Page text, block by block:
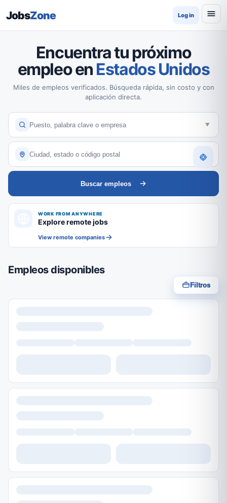
JobsZone Log in
Encuentra tu próximo
empleo en Estados Unidos
Miles de empleos verificados. Búsqueda rápida, sin costo y con
aplicación directa.
Buscar empleos
WORK FROM ANYWHERE
Explore remote jobs
View remote companies
Empleos disponibles
Filtros